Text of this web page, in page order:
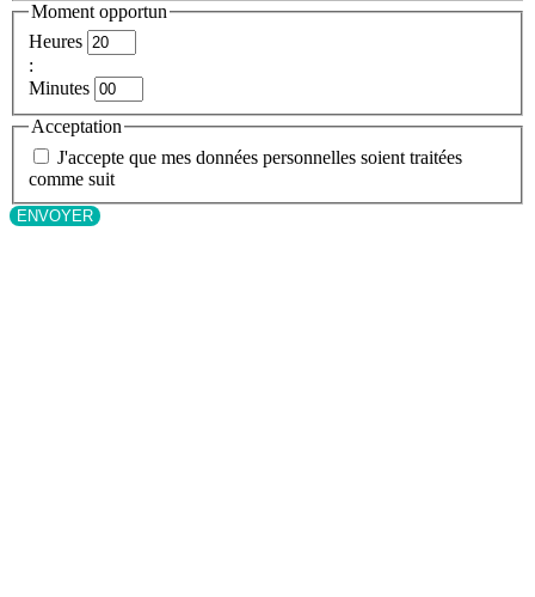
Moment opportun
Heures
:
Minutes
Acceptation
J'accepte que mes données personnelles soient traitées
comme suit